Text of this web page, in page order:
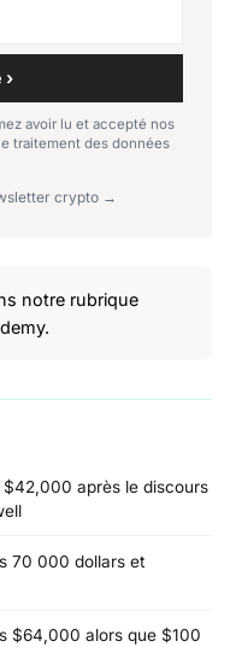
avoir lu et accepté nos
traitement des données
crypto →
notre rubrique
$42,000 après le discours
70 000 dollars et
$64,000 alors que $100